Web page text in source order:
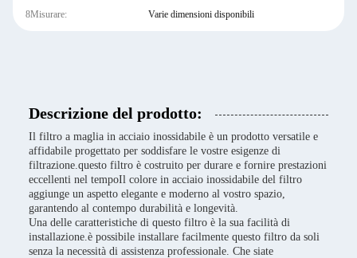
8Misurare: Varie dimensioni disponibili
Descrizione del prodotto:
Il filtro a maglia in acciaio inossidabile è un prodotto versatile e
affidabile progettato per soddisfare le vostre esigenze di
filtrazione.questo filtro è costruito per durare e fornire prestazioni
eccellenti nel tempoIl colore in acciaio inossidabile del filtro
aggiunge un aspetto elegante e moderno al vostro spazio,
garantendo al contempo durabilità e longevità.
Una delle caratteristiche di questo filtro è la sua facilità di
installazione.è possibile installare facilmente questo filtro da soli
senza la necessità di assistenza professionale. Che siate